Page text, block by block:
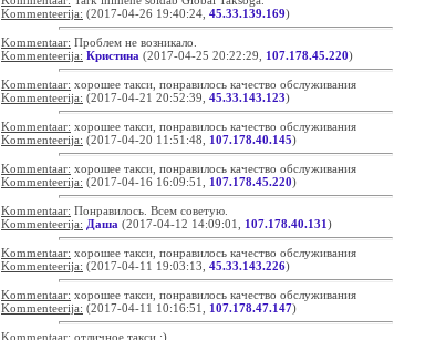
Kommenteerija: (2017-04-26 19:40:24, 45.33.139.169)
Kommentaar: Проблем не возникало.
Kommenteerija: Кристина (2017-04-25 20:22:29, 107.178.45.220)
Kommentaar: хорошее такси, понравилось качество обслуживания
Kommenteerija: (2017-04-21 20:52:39, 45.33.143.123)
Kommentaar: хорошее такси, понравилось качество обслуживания
Kommenteerija: (2017-04-20 11:51:48, 107.178.40.145)
Kommentaar: хорошее такси, понравилось качество обслуживания
Kommenteerija: (2017-04-16 16:09:51, 107.178.45.220)
Kommentaar: Понравилось. Всем советую.
Kommenteerija: Даша (2017-04-12 14:09:01, 107.178.40.131)
Kommentaar: хорошее такси, понравилось качество обслуживания
Kommenteerija: (2017-04-11 19:03:13, 45.33.143.226)
Kommentaar: хорошее такси, понравилось качество обслуживания
Kommenteerija: (2017-04-11 10:16:51, 107.178.47.147)
Kommentaar: отличное такси :)